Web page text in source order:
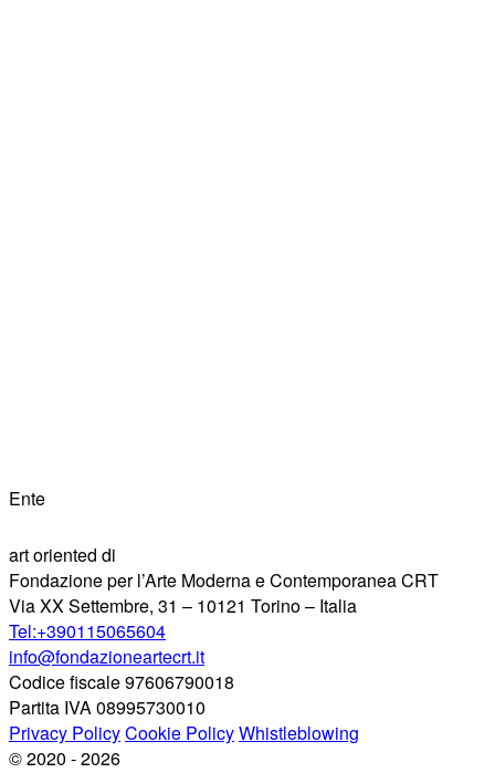
Ente
art oriented di
Fondazione per l’Arte Moderna e Contemporanea CRT
Via XX Settembre, 31 – 10121 Torino – Italia
Tel:+390115065604
info@fondazioneartecrt.it
Codice fiscale 97606790018
Partita IVA 08995730010
Privacy PolicyCookie PolicyWhistleblowing
© 2020 - 2026